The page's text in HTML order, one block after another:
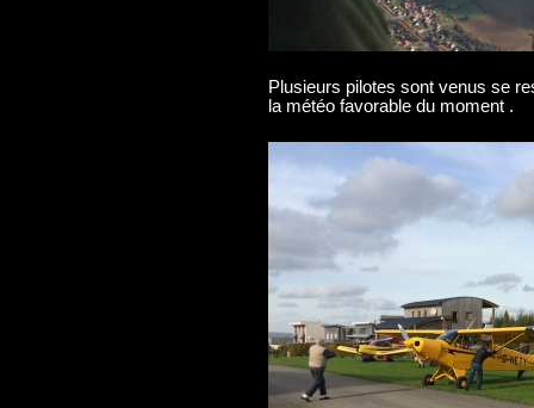
Plusieurs pilotes sont venus se
la météo favorable du moment .